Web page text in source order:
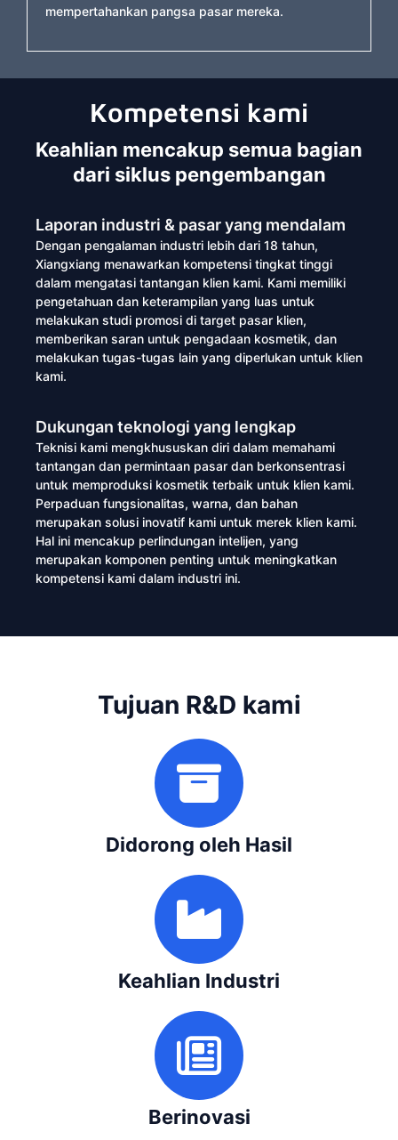
mempertahankan pangsa pasar mereka.
Kompetensi kami
Keahlian mencakup semua bagian
dari siklus pengembangan
Laporan industri & pasar yang mendalam
Dengan pengalaman industri lebih dari 18 tahun,
Xiangxiang menawarkan kompetensi tingkat tinggi
dalam mengatasi tantangan klien kami. Kami memiliki
pengetahuan dan keterampilan yang luas untuk
melakukan studi promosi di target pasar klien,
memberikan saran untuk pengadaan kosmetik, dan
melakukan tugas-tugas lain yang diperlukan untuk klien
kami.
Dukungan teknologi yang lengkap
Teknisi kami mengkhususkan diri dalam memahami
tantangan dan permintaan pasar dan berkonsentrasi
untuk memproduksi kosmetik terbaik untuk klien kami.
Perpaduan fungsionalitas, warna, dan bahan
merupakan solusi inovatif kami untuk merek klien kami.
Hal ini mencakup perlindungan intelijen, yang
merupakan komponen penting untuk meningkatkan
kompetensi kami dalam industri ini.
Tujuan R&D kami
Didorong oleh Hasil
Keahlian Industri
Berinovasi